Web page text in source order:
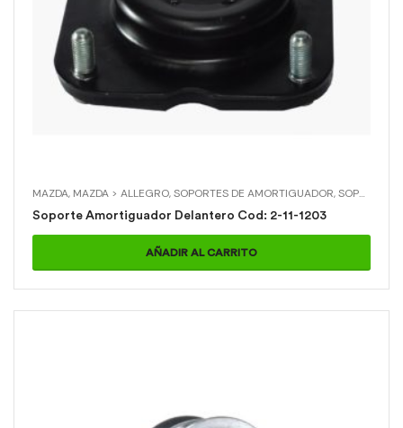
MAZDA, MAZDA > ALLEGRO,SOPORTES DE AMORTIGUADOR,SOPORTES DE AMORTIGUADOR > SOPORTE AMORTIGUADOR DELANTERO
Soporte Amortiguador Delantero Cod: 2-11-1203
AÑADIR AL CARRITO